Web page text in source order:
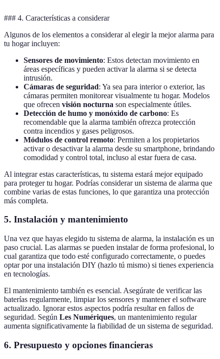
### 4. Características a considerar
Algunos de los elementos a considerar al elegir la mejor alarma para
tu hogar incluyen:
Sensores de movimiento: Estos detectan movimiento en
áreas específicas y pueden activar la alarma si se detecta
intrusión.
Cámaras de seguridad: Ya sea para interior o exterior, las
cámaras permiten monitorear visualmente tu hogar. Modelos
que ofrecen visión nocturna son especialmente útiles.
Detección de humo y monóxido de carbono: Es
recomendable que la alarma también ofrezca protección
contra incendios y gases peligrosos.
Módulos de control remoto: Permiten a los propietarios
activar o desactivar la alarma desde su smartphone, brindando
comodidad y control total, incluso al estar fuera de casa.
Al integrar estas características, tu sistema estará mejor equipado
para proteger tu hogar. Podrías considerar un sistema de alarma que
combine varias de estas funciones, lo que garantiza una protección
más completa.
5. Instalación y mantenimiento
Una vez que hayas elegido tu sistema de alarma, la instalación es un
paso crucial. Las alarmas se pueden instalar de forma profesional, lo
cual garantiza que todo esté configurado correctamente, o puedes
optar por una instalación DIY (hazlo tú mismo) si tienes experiencia
en tecnologías.
El mantenimiento también es esencial. Asegúrate de verificar las
baterías regularmente, limpiar los sensores y mantener el software
actualizado. Ignorar estos aspectos podría resultar en fallos de
seguridad. Según Les Numériques, un mantenimiento regular
aumenta significativamente la fiabilidad de un sistema de seguridad.
6. Presupuesto y opciones financieras